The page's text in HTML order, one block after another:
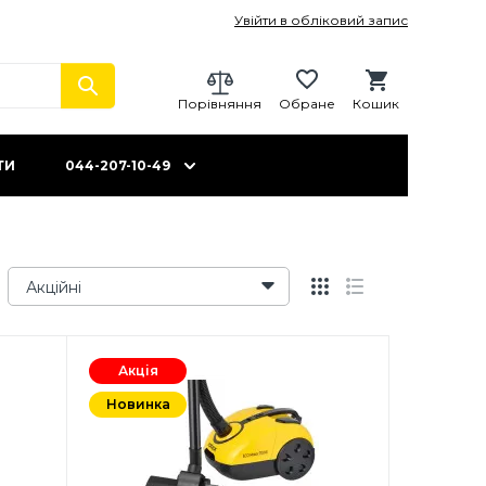
Увійти в обліковий запис
Кошик
Обране
Порівняння
044-207-10-49
Акційні
Акція
Новинка